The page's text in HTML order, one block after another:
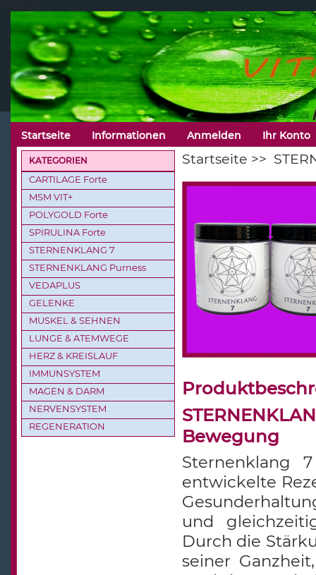
Startseite >>
Bewegung
Sternenklang
entwickelte
und
Durch die
seiner
KATEGORIEN
CARTILAGE Forte
MSM VIT+
POLYGOLD Forte
SPIRULINA Forte
STERNENKLANG 7
STERNENKLANG Purness
VEDAPLUS
GELENKE
MUSKEL & SEHNEN
LUNGE & ATEMWEGE
HERZ & KREISLAUF
IMMUNSYSTEM
MAGEN & DARM
NERVENSYSTEM
REGENERATION
Startseite Informationen Anmelden Ihr Konto